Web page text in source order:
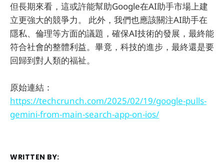
但長期來看，這或許能幫助Google在AI助手市場上建
立更強大的競爭力。 此外，我們也應該關注AI助手在
隱私、倫理等方面的議題，確保AI技術的發展，最終能
符合社會的整體利益。畢竟，科技的進步，最終還是要
回歸到對人類的福祉。
原始連結：
https://techcrunch.com/2025/02/19/google-pulls-
gemini-from-main-search-app-on-ios/
WRITTEN BY: